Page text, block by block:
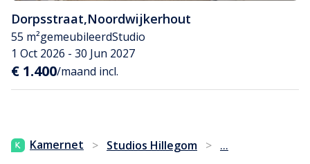
Dorpsstraat,Noordwijkerhout
55 m²gemeubileerdStudio
1 Oct 2026 - 30 Jun 2027
€ 1.400/maand incl.
Kamernet > Studios Hillegom > ...